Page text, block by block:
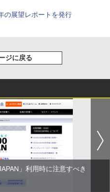
の展望レポートを発行
ジに戻る
」利用時に注意すべき